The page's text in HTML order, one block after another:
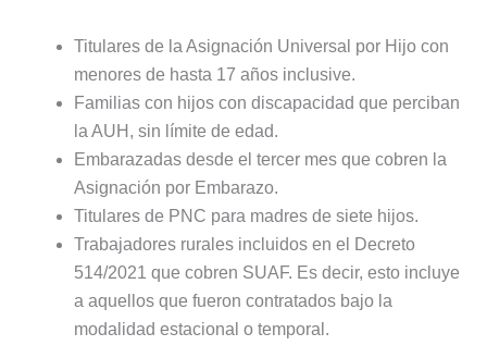
Titulares de la Asignación Universal por Hijo con
menores de hasta 17 años inclusive.
Familias con hijos con discapacidad que perciban
la AUH, sin límite de edad.
Embarazadas desde el tercer mes que cobren la
Asignación por Embarazo.
Titulares de PNC para madres de siete hijos.
Trabajadores rurales incluidos en el Decreto
514/2021 que cobren SUAF. Es decir, esto incluye
a aquellos que fueron contratados bajo la
modalidad estacional o temporal.